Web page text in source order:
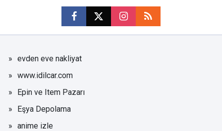
evden eve nakliyat
www.idilcar.com
Epin ve Item Pazarı
Eşya Depolama
anime izle